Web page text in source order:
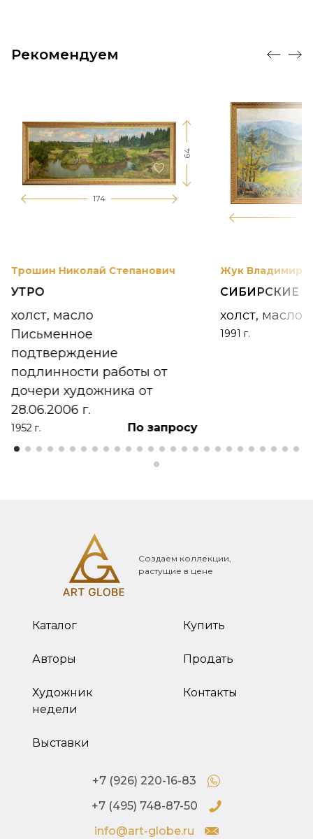
Рекомендуем
174
64
Трошин Николай Степанович
УТРО
холст, масло
Письменное
подтверждение
подлинности работы от
дочери художника от
28.06.2006 г.
1952 г. По запросу
Жук Владимир
СИБИРСКИЕ
холст, масло
1991 г.
Создаем коллекции,
растущие в цене
Каталог
Авторы
Художник
недели
Выставки
Купить
Продать
Контакты
+7 (926) 220-16-83
+7 (495) 748-87-50
info@art-globe.ru